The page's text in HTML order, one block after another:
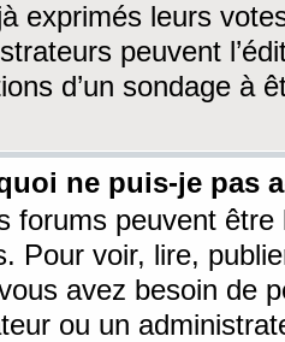
exprimés leurs
peuvent
d’un sondage à
ne puis-je pas
forums peuvent être
Pour voir, lire,
avez besoin de
ou un